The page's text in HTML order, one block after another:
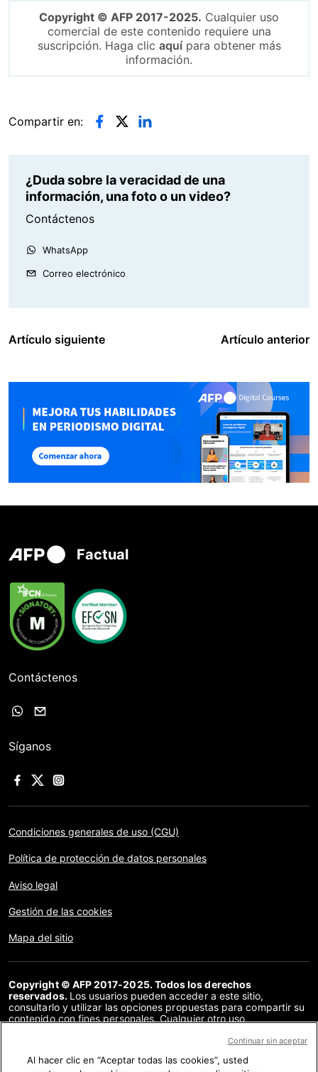
Copyright © AFP 2017-2025. Cualquier uso
comercial de este contenido requiere una
suscripción. Haga clic aquípara obtener más
información.
Compartir en:
¿Duda sobre la veracidad de una
información, una foto o un video?
Contáctenos
WhatsApp
Correo electrónico
Artículo siguiente Artículo anterior
Factual
Contáctenos
Síganos
Condiciones generales de uso (CGU)
Política de protección de datos personales
Aviso legal
Gestión de las cookies
Mapa del sitio
Copyright © AFP 2017-2025. Todos los derechos
reservados. Los usuarios pueden acceder a este sitio,
consultarlo y utilizar las opciones propuestas para compartir su
contenido con fines personales. Cualquier otro uso,
distribución del contenido de este sitio, en su totalidad o en
acuerdo específico firmado con la AFP, está estrictamente
Al hacer clic en “Aceptar todas las cookies”, usted
Continuar sin aceptar